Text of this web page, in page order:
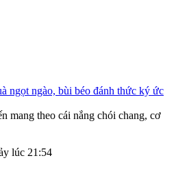
ngọt ngào, bùi béo đánh thức ký ức
mang theo cái nắng chói chang, cơ
lúc 21:54